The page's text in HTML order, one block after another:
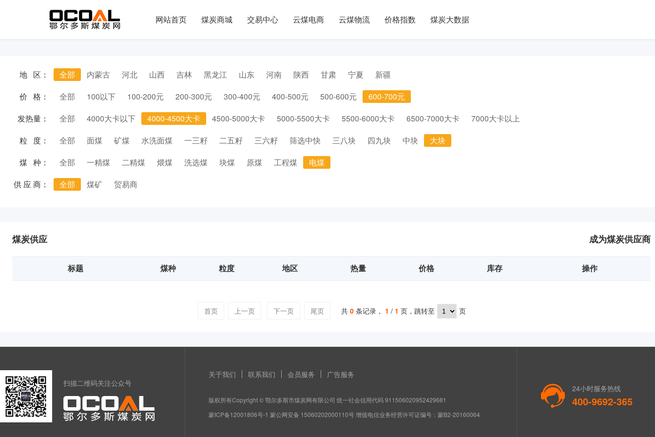
网站首页 煤炭商城 交易中心 云煤电商 云煤物流 价格指数 煤炭大数据
地 区： 全部 内蒙古 河北 山西 吉林 黑龙江 山东 河南 陕西 甘肃 宁夏
新疆
价 格：
全部 100以下 100-200元 200-300元 300-400元 400-500元 500-600元
600-700元
发热量：
全部 4000大卡以下 4000-4500大卡 4500-5000大卡 5000-5500大卡 5500-6000大卡 6500-7000大卡
7000大卡以上
粒 度：
全部 面煤 矿煤 水洗面煤 一三籽 二五籽 三六籽 筛选中快 三八块 四九块 中块
大块
煤 种：
全部 一精煤 二精煤 煨煤 洗选煤 块煤 原煤 工程煤
电煤
供 应 商：
全部 煤矿 贸易商
成为煤炭供应商
煤炭供应
标题 煤种 粒度 地区 热量 价格 库存 操作
首页 上一页 下一页 尾页 共 0 条记录， 1 / 1 页，跳转至 页
扫描二维码关注公众号
关于我们 联系我们 会员服务 广告服务
版权所有Copyright © 鄂尔多斯市煤炭网有限公司 统一社会信用代码 911506020952429681
蒙ICP备12001806号-1 蒙公网安备 15060202000110号 增值电信业务经营许可证编号：蒙B2-20160064
24小时服务热线
400-9692-365